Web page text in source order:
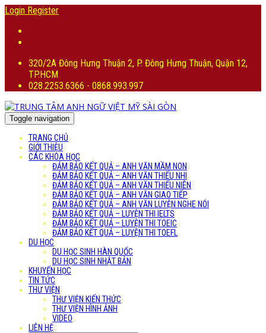
Login Register
320/2A Đông Hưng Thuận 2, P. Đông Hưng Thuận, Quận 12,
TP.HCM
028.2253.6366 - 0868.993.997
Toggle navigation
TRANG CHỦ
GIỚI THIỆU
CÁC KHÓA HỌC
ĐẢM BẢO KẾT QUẢ – ANH VĂN MẦM NON
ĐẢM BẢO KẾT QUẢ – ANH VĂN THIẾU NHI
ĐẢM BẢO KẾT QUẢ – ANH VĂN THIẾU NIÊN
ĐẢM BẢO KẾT QUẢ – ANH VĂN GIAO TIẾP
ĐẢM BẢO KẾT QUẢ – ANH VĂN LUYỆN NGHE NÓI
ĐẢM BẢO KẾT QUẢ – LUYỆN THI IELTS
ĐẢM BẢO KẾT QUẢ – LUYỆN THI TOEIC
ĐẢM BẢO KẾT QUẢ – LUYỆN THI TOEFL
DU HỌC
DU HỌC SINH HÀN QUỐC
DU HỌC SINH NHẬT BẢN
KHUYẾN HỌC
TIN TỨC
THƯ VIỆN
THƯ VIỆN KIẾN THỨC
THƯ VIỆN HÌNH ẢNH
VIDEO
LIÊN HỆ